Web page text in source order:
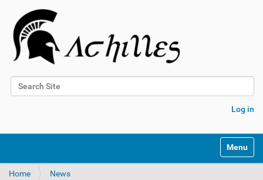
Search Site
Log in
v
Toggle
Home
News